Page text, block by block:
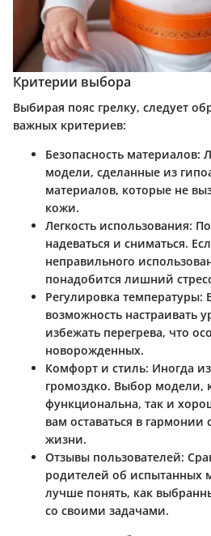
Критерии выбора
Выбирая пояс грелку, следует
важных критериев:
Безопасность материалов:
модели, сделанные из
материалов, которые не
кожи.
Легкость использования:
надеваться и сниматься.
неправильного
понадобится лишний
Регулировка температуры:
возможность настраивать
избежать перегрева, что
новорожденных.
Комфорт и стиль: Иногда
громоздко. Выбор модели,
функциональна, так и
вам оставаться в
жизни.
Отзывы пользователей:
родителей об испытанных
лучше понять, как
со своими задачами.